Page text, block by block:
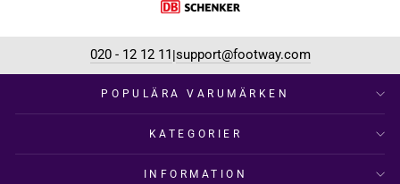
020 - 12 12 11 |support@footway.com
POPULÄRA VARUMÄRKEN
KATEGORIER
INFORMATION